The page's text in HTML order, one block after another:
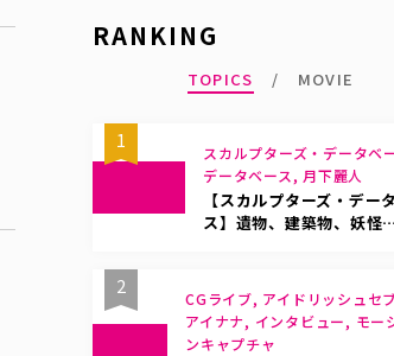
RANKING
TOPICS MOVIE
1
スカルプターズ・データベ
データベース, 月下麗人
【スカルプターズ・デー
ス】遺物、建築物、妖怪…
2
CGライブ, アイドリッシュセ
アイナナ, インタビュー, モー
ンキャプチャ